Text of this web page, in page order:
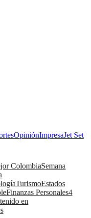
OpiniónImpresaJet Set
ColombiaSemana
TurismoEstados
Finanzas Personales4
en